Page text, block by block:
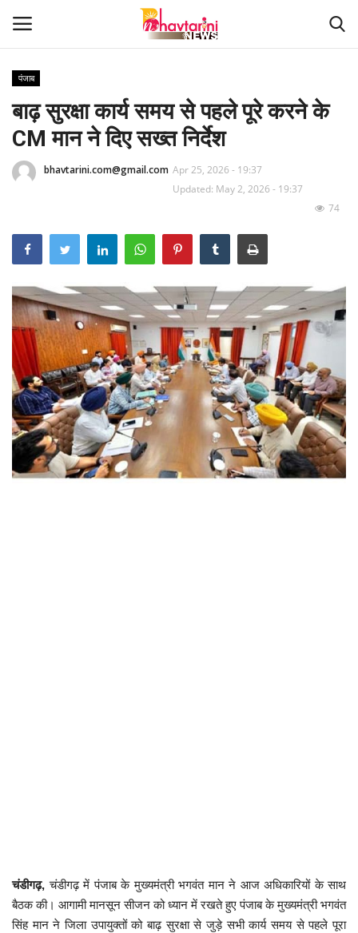
Home
संपर्क करें
हमारे बारे मेंं
दुनिया
मध्य प्रदेश
छत्तीसगढ़
राजस्थान
पंजाब
मनोरंजन
बिजनेस
पंजाब
बाढ़ सुरक्षा कार्य समय से पहले पूरे करने के
CM मान ने दिए सख्त निर्देश
bhavtarini.com@gmail.com Apr 25, 2026 - 19:37
Updated: May 2, 2026 - 19:37
74
चंडीगढ़, चंडीगढ़ में पंजाब के मुख्यमंत्री भगवंत मान ने आज अधिकारियों के साथ
बैठक की। आगामी मानसून सीजन को ध्यान में रखते हुए पंजाब के मुख्यमंत्री भगवंत
सिंह मान ने जिला उपायुक्तों को बाढ़ सुरक्षा से जुड़े सभी कार्य समय से पहले पूरा